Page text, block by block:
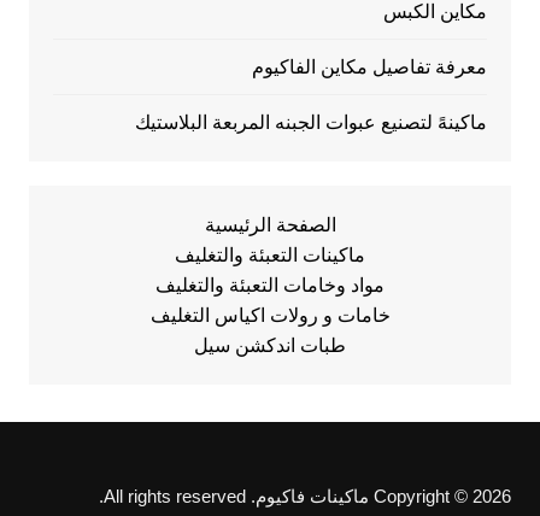
مكاين الكبس
معرفة تفاصيل مكاين الفاكيوم
ماكينهً لتصنيع عبوات الجبنه المربعة البلاستيك
الصفحة الرئيسية
ماكينات التعبئة والتغليف
مواد وخامات التعبئة والتغليف
خامات و رولات اكياس التغليف
طبات اندكشن سيل
Copyright © 2026 ماكينات فاكيوم. All rights reserved.